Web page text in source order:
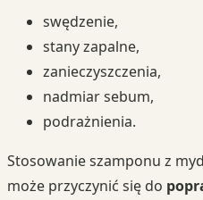
swędzenie,
stany zapalne,
zanieczyszczenia,
nadmiar sebum,
podrażnienia.
Stosowanie szamponu z
może przyczynić się do